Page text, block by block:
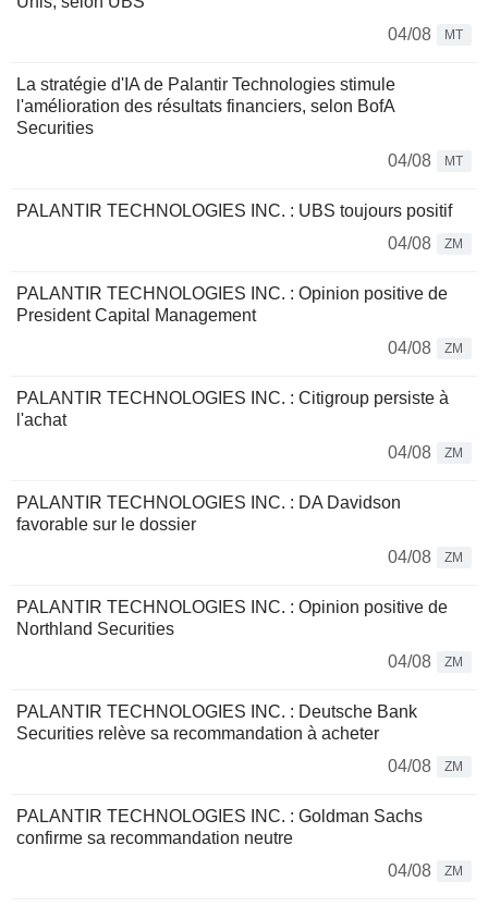
04/08
MT
La stratégie d'IA de Palantir Technologies stimule
l'amélioration des résultats financiers, selon BofA
Securities
04/08
MT
PALANTIR TECHNOLOGIES INC. : UBS toujours positif
04/08
ZM
PALANTIR TECHNOLOGIES INC. : Opinion positive de
President Capital Management
04/08
ZM
PALANTIR TECHNOLOGIES INC. : Citigroup persiste à
l'achat
04/08
ZM
PALANTIR TECHNOLOGIES INC. : DA Davidson
favorable sur le dossier
04/08
ZM
PALANTIR TECHNOLOGIES INC. : Opinion positive de
Northland Securities
04/08
ZM
PALANTIR TECHNOLOGIES INC. : Deutsche Bank
Securities relève sa recommandation à acheter
04/08
ZM
PALANTIR TECHNOLOGIES INC. : Goldman Sachs
confirme sa recommandation neutre
04/08
ZM